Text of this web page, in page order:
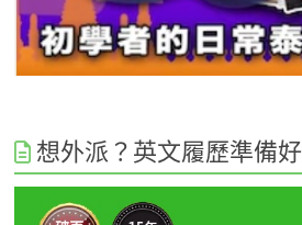
想外派？英文履歷準備好